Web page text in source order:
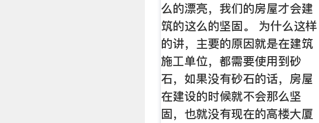
么的漂亮，我们的房屋才会建
筑的这么的坚固。 为什么这样
的讲，主要的原因就是在建筑
施工单位，都需要使用到砂
石，如果没有砂石的话，房屋
在建设的时候就不会那么坚
固，也就没有现在的高楼大厦